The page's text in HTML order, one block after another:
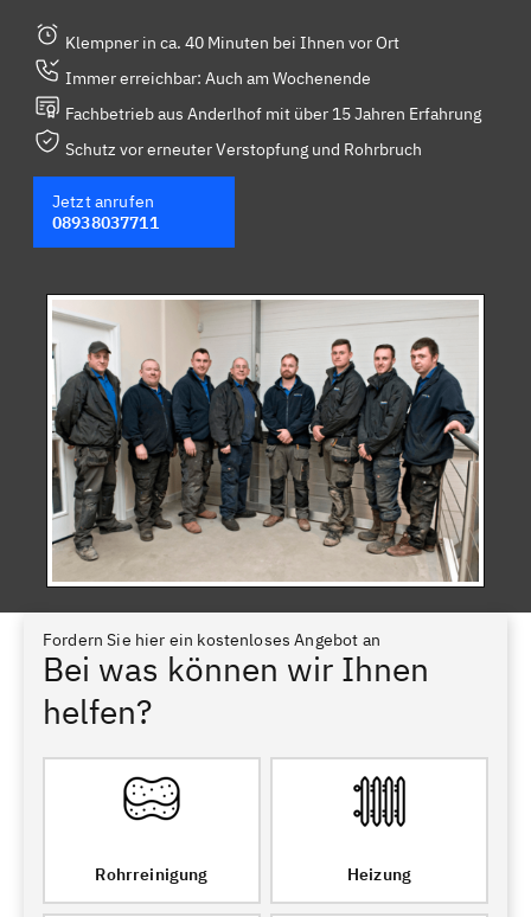
Klempner in ca. 40 Minuten bei Ihnen vor Ort
Immer erreichbar: Auch am Wochenende
Fachbetrieb aus Anderlhof mit über 15 Jahren Erfahrung
Schutz vor erneuter Verstopfung und Rohrbruch
Jetzt anrufen
08938037711
Fordern Sie hier ein kostenloses Angebot an
Bei was können wir Ihnen
helfen?
Rohrreinigung Heizung